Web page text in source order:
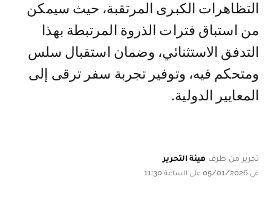
التظاهرات الكبرى المرتقبة، حيث سيمكن
من استباق فترات الذروة المرتبطة بهذا
التدفق الاستثنائي، وضمان استقبال سلس
ومتحكم فيه، وتوفير تجربة سفر ترقى إلى
المعايير الدولية.
تحرير من طرف هيئة التحرير
في 05/01/2026 على الساعة 11:30